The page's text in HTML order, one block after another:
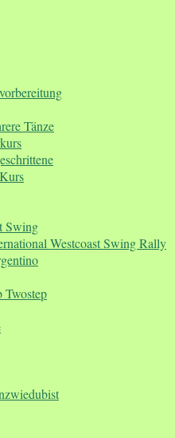
Tänze
Swing
Westcoast Swing Rally